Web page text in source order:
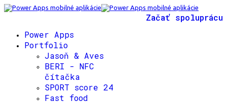
Začať spoluprácu
Power Apps
Portfolio
Jasoň & Aves
BERI - NFC
čítačka
SPORT score 24
Fast food